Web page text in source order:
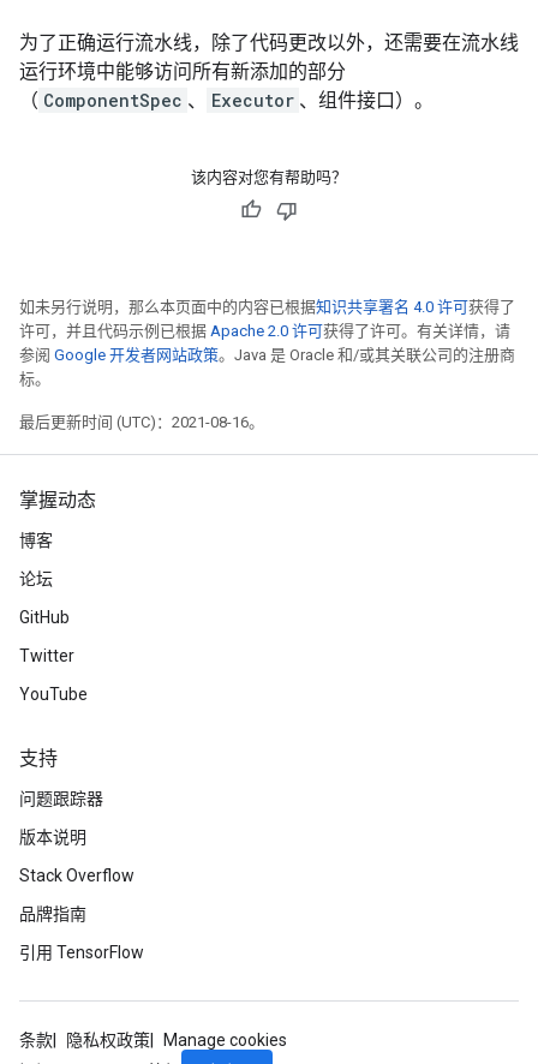
为了正确运行流水线，除了代码更改以外，还需要在流水线
运行环境中能够访问所有新添加的部分
（ ComponentSpec 、 Executor 、组件接口）。
该内容对您有帮助吗？
如未另行说明，那么本页面中的内容已根据知识共享署名 4.0 许可获得了
许可，并且代码示例已根据 Apache 2.0 许可获得了许可。有关详情，请
参阅 Google 开发者网站政策。Java 是 Oracle 和/或其关联公司的注册商
标。
最后更新时间 (UTC)：2021-08-16。
掌握动态
博客
论坛
GitHub
Twitter
YouTube
支持
问题跟踪器
版本说明
Stack Overflow
品牌指南
引用 TensorFlow
条款 隐私权政策
Manage cookies